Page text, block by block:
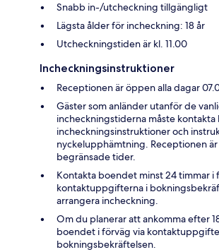
Snabb in-/utcheckning tillgängligt
Lägsta ålder för incheckning: 18 år
Utcheckningstiden är kl. 11.00
Incheckningsinstruktioner
Receptionen är öppen alla dagar
Gäster som anländer utanför de
incheckningstiderna måste
incheckningsinstruktioner och
nyckelupphämtning. Receptionen
begränsade tider.
Kontakta boendet minst 24 timmar i
kontaktuppgifterna i
arrangera incheckning.
Om du planerar att ankomma efter
boendet i förväg via
bokningsbekräftelsen.